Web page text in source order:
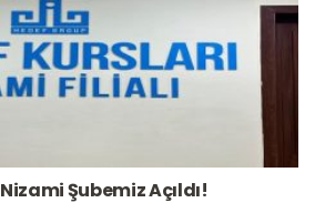
Şubemiz Açıldı!